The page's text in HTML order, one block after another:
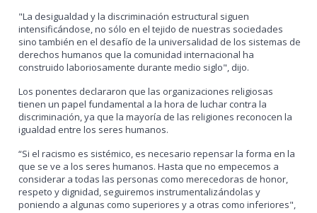
"La desigualdad y la discriminación estructural siguen
intensificándose, no sólo en el tejido de nuestras sociedades
sino también en el desafío de la universalidad de los sistemas de
derechos humanos que la comunidad internacional ha
construido laboriosamente durante medio siglo", dijo.
Los ponentes declararon que las organizaciones religiosas
tienen un papel fundamental a la hora de luchar contra la
discriminación, ya que la mayoría de las religiones reconocen la
igualdad entre los seres humanos.
“Si el racismo es sistémico, es necesario repensar la forma en la
que se ve a los seres humanos. Hasta que no empecemos a
considerar a todas las personas como merecedoras de honor,
respeto y dignidad, seguiremos instrumentalizándolas y
poniendo a algunas como superiores y a otras como inferiores",